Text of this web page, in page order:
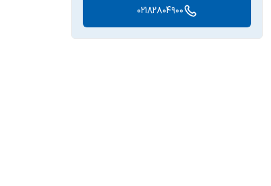
02182804900